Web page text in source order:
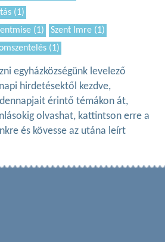
(1)
(1)
Szent Imre (1)
(1)
egyházközségünk levelező
hirdetésektől kezdve,
érintő témákon át,
olvashat, kattintson erre a
és kövesse az utána leírt